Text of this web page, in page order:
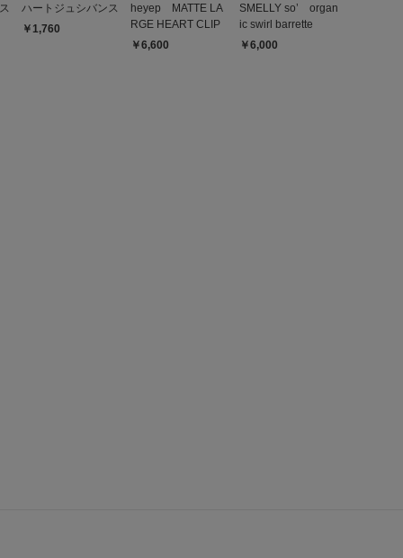
ハートジュシバンス
￥1,760
heyep MATTE LA
RGE HEART CLIP
￥6,600
SMELLY so’ organ
ic swirl barrette
￥6,000